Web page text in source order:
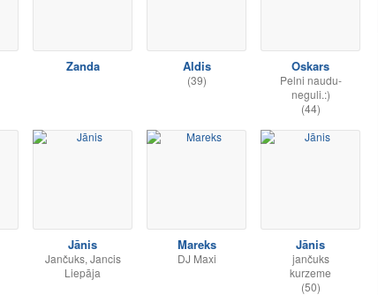
Zanda Aldis
(39)
Oskars
Pelni naudu-
neguli.:)
(44)
Jānis
Jančuks, Jancis
Liepāja
Mareks
DJ Maxi
Jānis
jančuks
kurzeme
(50)